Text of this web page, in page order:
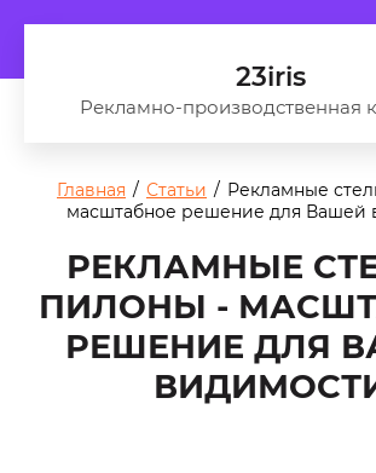
23iris
Рекламно-производственная
Главная / Статьи / Рекламные
масштабное решение для Вашей
РЕКЛАМНЫЕ
ПИЛОНЫ -
РЕШЕНИЕ ДЛЯ